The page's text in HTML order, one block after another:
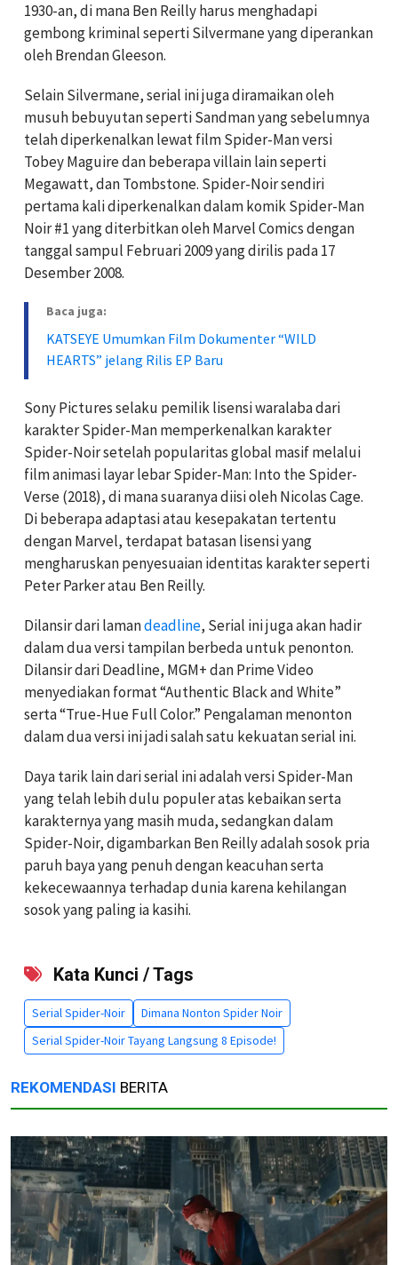
1930-an, di mana Ben Reilly harus menghadapi
gembong kriminal seperti Silvermane yang diperankan
oleh Brendan Gleeson.
Selain Silvermane, serial ini juga diramaikan oleh
musuh bebuyutan seperti Sandman yang sebelumnya
telah diperkenalkan lewat film Spider-Man versi
Tobey Maguire dan beberapa villain lain seperti
Megawatt, dan Tombstone. Spider-Noir sendiri
pertama kali diperkenalkan dalam komik Spider-Man
Noir #1 yang diterbitkan oleh Marvel Comics dengan
tanggal sampul Februari 2009 yang dirilis pada 17
Desember 2008.
Baca juga:
KATSEYE Umumkan Film Dokumenter “WILD
HEARTS” jelang Rilis EP Baru
Sony Pictures selaku pemilik lisensi waralaba dari
karakter Spider-Man memperkenalkan karakter
Spider-Noir setelah popularitas global masif melalui
film animasi layar lebar Spider-Man: Into the Spider-
Verse (2018), di mana suaranya diisi oleh Nicolas Cage.
Di beberapa adaptasi atau kesepakatan tertentu
dengan Marvel, terdapat batasan lisensi yang
mengharuskan penyesuaian identitas karakter seperti
Peter Parker atau Ben Reilly.
Dilansir dari lamandeadline, Serial ini juga akan hadir
dalam dua versi tampilan berbeda untuk penonton.
Dilansir dari Deadline, MGM+ dan Prime Video
menyediakan format “Authentic Black and White”
serta “True-Hue Full Color.” Pengalaman menonton
dalam dua versi ini jadi salah satu kekuatan serial ini.
Daya tarik lain dari serial ini adalah versi Spider-Man
yang telah lebih dulu populer atas kebaikan serta
karakternya yang masih muda, sedangkan dalam
Spider-Noir, digambarkan Ben Reilly adalah sosok pria
paruh baya yang penuh dengan keacuhan serta
kekecewaannya terhadap dunia karena kehilangan
sosok yang paling ia kasihi.
Kata Kunci / Tags
Serial Spider-Noir
Dimana Nonton Spider Noir
Serial Spider-Noir Tayang Langsung 8 Episode!
REKOMENDASI BERITA